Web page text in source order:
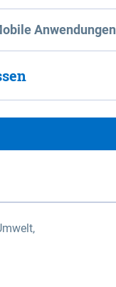
Anwendungen